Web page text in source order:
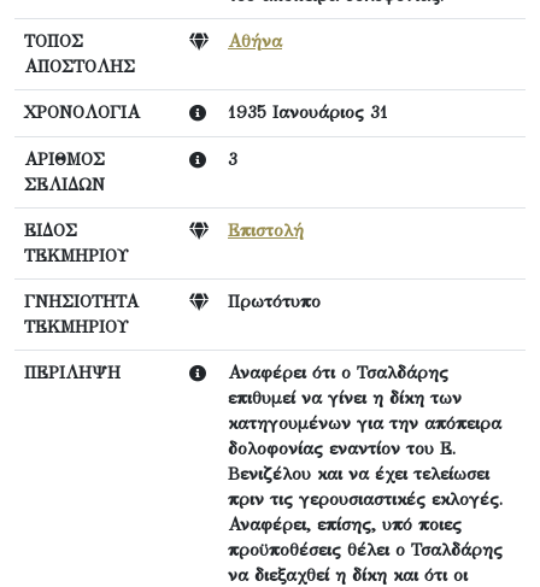
ΤΟΠΟΣ
ΑΠΟΣΤΟΛΗΣ
Αθήνα
ΧΡΟΝΟΛΟΓΙΑ 1935 Ιανουάριος 31
ΑΡΙΘΜΟΣ
ΣΕΛΙΔΩΝ
3
ΕΙΔΟΣ
ΤΕΚΜΗΡΙΟΥ
Επιστολή
ΓΝΗΣΙΟΤΗΤΑ
ΤΕΚΜΗΡΙΟΥ
Πρωτότυπο
ΠΕΡΙΛΗΨΗ
Αναφέρει ότι ο Τσαλδάρης
επιθυμεί να γίνει η δίκη των
κατηγουμένων για την απόπειρα
δολοφονίας εναντίον του Ε.
Βενιζέλου και να έχει τελείωσει
πριν τις γερουσιαστικές εκλογές.
Αναφέρει, επίσης, υπό ποιες
προϋποθέσεις θέλει ο Τσαλδάρης
να διεξαχθεί η δίκη και ότι οι